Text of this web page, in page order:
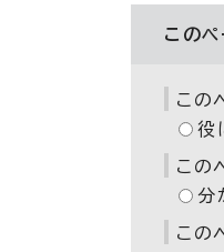
この
この
役
この
分
この